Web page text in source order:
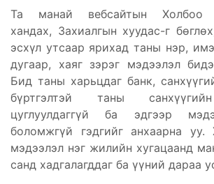
Та манай вебсайтын Холбоо
хандах, Захиалгын хуудас-г
эсхүл утсаар ярихад таны нэр,
дугаар, хаяг зэрэг мэдээлэл
Бид таны харьцдаг банк,
бүртгэлтэй таны
цуглуулдаггүй ба эдгээр
боломжгүй гэдгийг анхаарна уу.
мэдээлэл нэг жилийн хугацаанд
санд хадгалагддаг ба үүний дараа